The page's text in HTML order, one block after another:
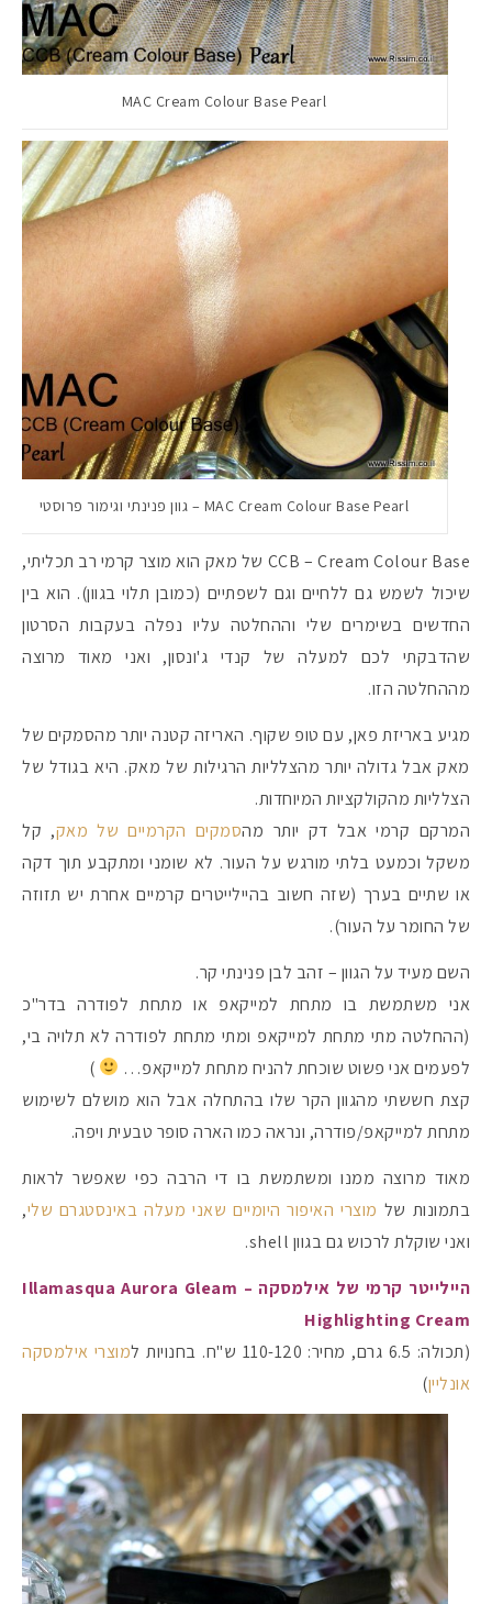
MAC Cream Colour Base Pearl
MAC Cream Colour Base Pearl – גוון פנינתי וגימור פרוסטי
CCB – Cream Colour Base של מאק הוא מוצר קרמי רב תכליתי,
שיכול לשמש גם ללחיים וגם לשפתיים (כמובן תלוי בגוון). הוא בין
החדשים בשימרים שלי וההחלטה עליו נפלה בעקבות הסרטון
שהדבקתי לכם למעלה של קנדי ג'ונסון, ואני מאוד מרוצה
מההחלטה הזו.
מגיע באריזת פאן, עם טופ שקוף. האריזה קטנה יותר מהסמקים של
מאק אבל גדולה יותר מהצלליות הרגילות של מאק. היא בגודל של
הצלליות מהקולקציות המיוחדות.
המרקם קרמי אבל דק יותר מהסמקים הקרמיים של מאק, קל
משקל וכמעט בלתי מורגש על העור. לא שומני ומתקבע תוך דקה
או שתיים בערך (שזה חשוב בהיילייטרים קרמיים אחרת יש תזוזה
של החומר על העור).
השם מעיד על הגוון – זהב לבן פנינתי קר.
אני משתמשת בו מתחת למייקאפ או מתחת לפודרה בדר"כ
(ההחלטה מתי מתחת למייקאפ ומתי מתחת לפודרה לא תלויה בי,
לפעמים אני פשוט שוכחת להניח מתחת למייקאפ…
)
קצת חששתי מהגוון הקר שלו בהתחלה אבל הוא מושלם לשימוש
מתחת למייקאפ/פודרה, ונראה כמו הארה סופר טבעית ויפה.
מאוד מרוצה ממנו ומשתמשת בו די הרבה כפי שאפשר לראות
בתמונות של מוצרי האיפור היומיים שאני מעלה באינסטגרם שלי,
ואני שוקלת לרכוש גם בגוון shell.
היילייטר קרמי של אילמסקה – Illamasqua Aurora Gleam
Highlighting Cream
(תכולה: 6.5 גרם, מחיר: 110-120 ש"ח. בחנויות ל
מוצרי אילמסקה
אונליין)